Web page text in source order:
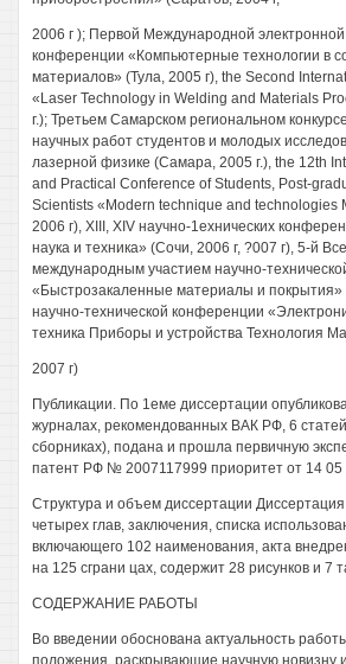
2006 г ); Первой Международной электронной
конференции «Компьютерные технологии в
материалов» (Тула, 2005 г), the Second
«Laser Technology in Welding and Materials
г.); Третьем Самарском региональном
научных работ студентов и молодых
лазерной физике (Самара, 2005 г.), the 12th
and Practical Conference of Students, Post-
Scientists «Modern technique and technologies
2006 г), XIII, XIV научно-1ехнических
наука и техника» (Сочи, 2006 г, ?007 г), 5-й
международным участием научно-
«Быстрозакаленные материалы и покрытия»
научно-технической конференции
техника Приборы и устройства Технология
2007 г)
Публикации. По 1еме диссертации
журналах, рекомендованных ВАК РФ, 6
сборниках), подана и прошла первичную
патент РФ № 2007117999 приоритет от 14 05
Структура и объем диссертации
четырех глав, заключения, списка
включающего 102 наименования, акта
на 125 сграни цах, содержит 28 рисунков и 7
СОДЕРЖАНИЕ РАБОТЫ
Во введении обоснована актуальность
положения, раскрывающие научную новизну